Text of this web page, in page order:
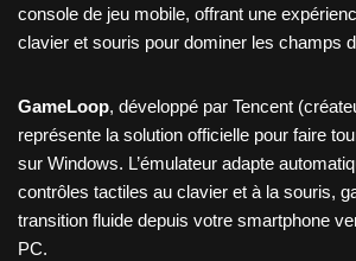
console de jeu mobile, offrant une
clavier et souris pour dominer les champs
GameLoop, développé par Tencent
représente la solution officielle pour faire
sur Windows. L’émulateur adapte
contrôles tactiles au clavier et à la souris,
transition fluide depuis votre smartphone
PC.